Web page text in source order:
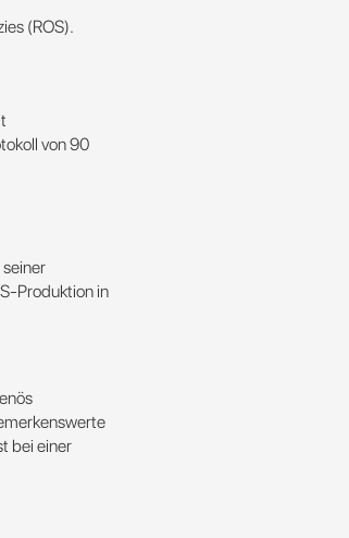
(ROS).
von 90
Produktion in
bei einer